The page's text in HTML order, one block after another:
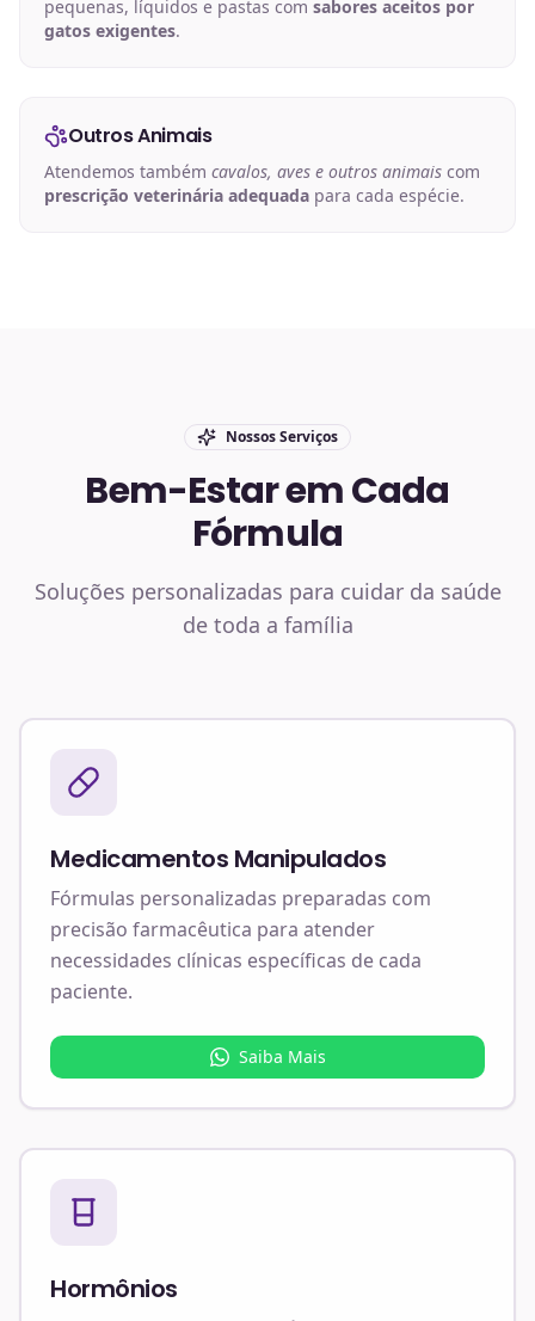
pequenas, líquidos e pastas com sabores aceitos por
gatos exigentes.
Outros Animais
Atendemos também cavalos, aves e outros animais com
prescrição veterinária adequada para cada espécie.
Nossos Serviços
Bem-Estar em Cada
Fórmula
Soluções personalizadas para cuidar da saúde
de toda a família
Medicamentos Manipulados
Fórmulas personalizadas preparadas com
precisão farmacêutica para atender
necessidades clínicas específicas de cada
paciente.
Saiba Mais
Hormônios